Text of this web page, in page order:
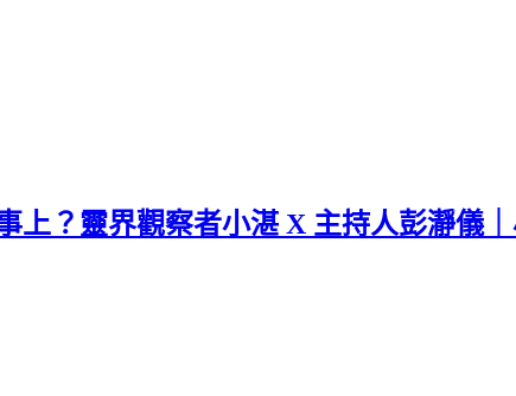
上？靈界觀察者小湛 X 主持人彭瀞儀